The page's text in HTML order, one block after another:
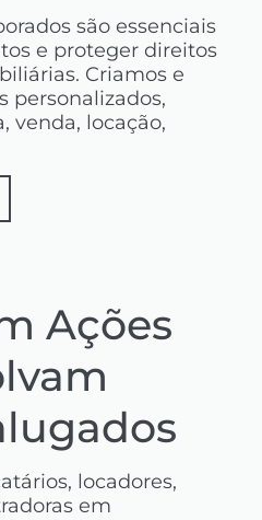
são essenciais
e proteger direitos
Criamos e
personalizados,
venda, locação,
Ações
locadores,
em